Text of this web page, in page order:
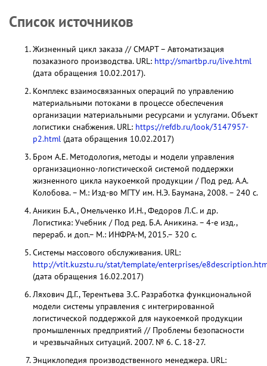
Список источников
Жизненный цикл заказа // СМАРТ – Автоматизация
позаказного производства. URL: http://smartbp.ru/live.html
(дата обращения 10.02.2017).
Комплекс взаимосвязанных операций по управлению
материальными потоками в процессе обеспечения
организации материальными ресурсами и услугами. Объект
логистики снабжения. URL: https://refdb.ru/look/3147957-
p2.html (дата обращения 10.02.2017)
Бром А.Е. Методология, методы и модели управления
организационно-логистической системой поддержки
жизненного цикла наукоемкой продукции / Под ред. А.А.
Колобова. – М.: Изд-во МГТУ им. Н.Э. Баумана, 2008. – 240 с.
Аникин Б.А., Омельченко И.Н., Федоров Л.С. и др.
Логистика: Учебник / Под ред. Б.А. Аникина. – 4-е изд.,
перераб. и доп.– М.: ИНФРА-М, 2015.– 320 с.
Системы массового обслуживания. URL:
http://vtit.kuzstu.ru/stat/template/enterprises/
(дата обращения 16.02.2017)
Ляхович Д.Г., Терентьева З.С. Разработка функциональной
модели системы управления с интегрированной
логистической поддержкой для наукоемкой продукции
промышленных предприятий // Проблемы безопасности
и чрезвычайных ситуаций. 2007. № 6. С. 18-27.
Энциклопедия производственного менеджера. URL: